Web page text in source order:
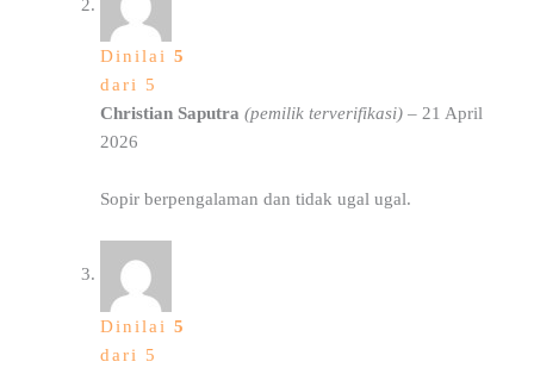
Dinilai 5
dari 5
Christian Saputra (pemilik terverifikasi) – 21 April
2026
Sopir berpengalaman dan tidak ugal ugal.
Dinilai 5
dari 5